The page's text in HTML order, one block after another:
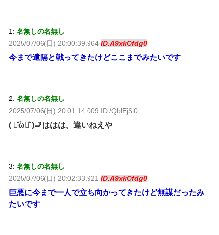
1: 名無しの名無し
2025/07/06(日) 20:00:39.964 ID:A9xkOfdg0
今まで遠隔と戦ってきたけどここまでみたいです
2: 名無しの名無し
2025/07/06(日) 20:01:14.009 ID:/QblEjSi0
( ･᷄ὢ･᷅ )🚬ははは、違いねえや
3: 名無しの名無し
2025/07/06(日) 20:02:33.921 ID:A9xkOfdg0
巨悪に今まで一人で立ち向かってきたけど無謀だったみ
たいです